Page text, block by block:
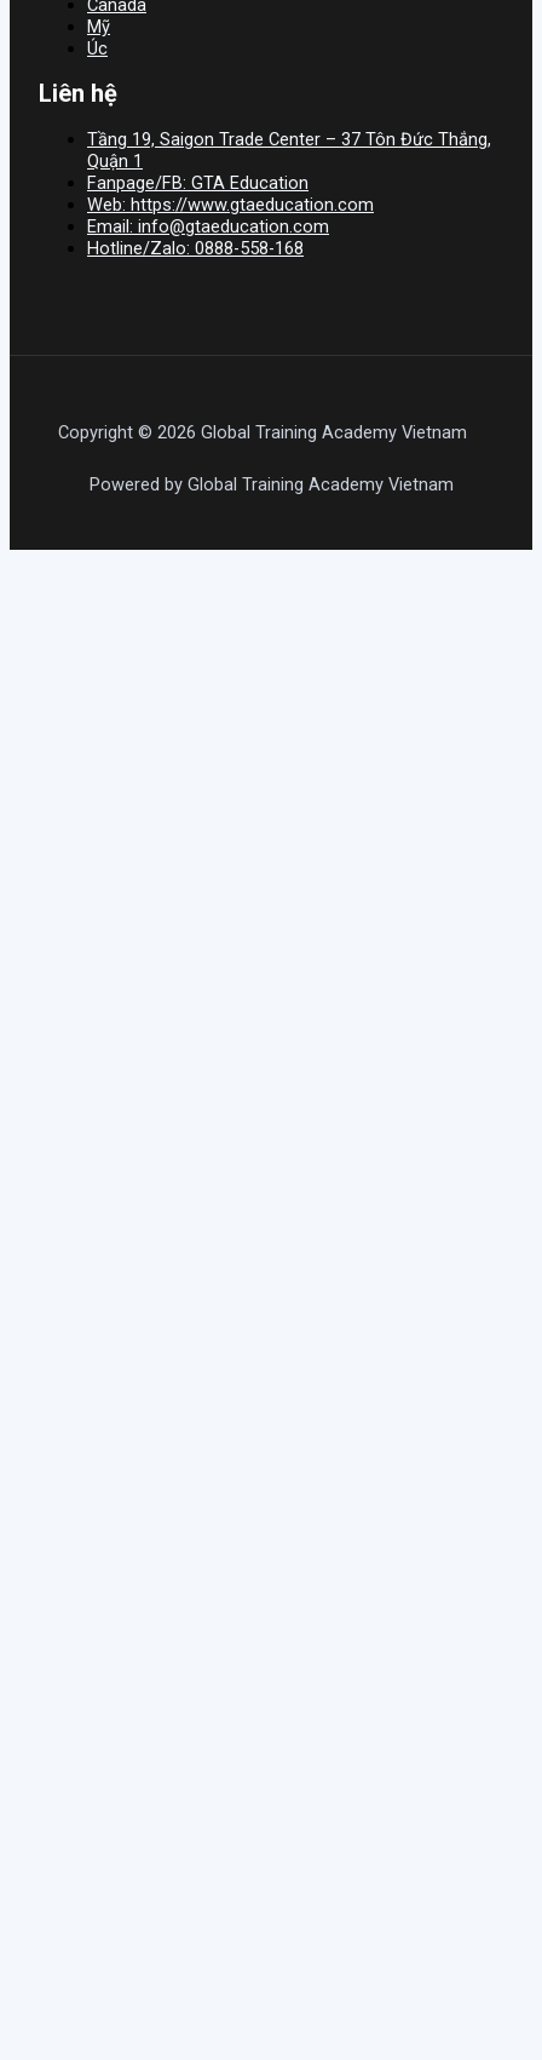
Canada
Mỹ
Úc
Liên hệ
Tầng 19, Saigon Trade Center – 37 Tôn Đức Thắng,
Quận 1
Fanpage/FB: GTA Education
Web: https://www.gtaeducation.com
Email: info@gtaeducation.com
Hotline/Zalo: 0888-558-168
Copyright © 2026 Global Training Academy Vietnam
Powered by Global Training Academy Vietnam